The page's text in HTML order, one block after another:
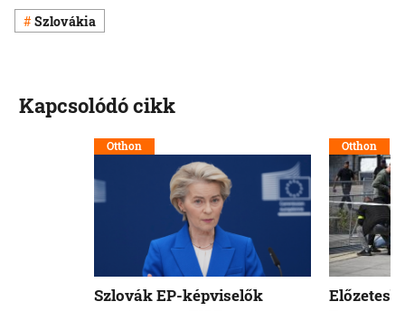
Szlovákia
Kapcsolódó cikk
Otthon
Szlovák EP-képviselők
Otthon